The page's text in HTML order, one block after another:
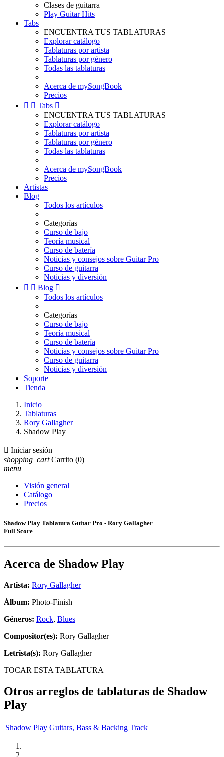
Clases de guitarra
Play Guitar Hits
Tabs
ENCUENTRA TUS TABLATURAS
Explorar catálogo
Tablaturas por artista
Tablaturas por género
Todas las tablaturas
Acerca de mySongBook
Precios
  Tabs 
ENCUENTRA TUS TABLATURAS
Explorar catálogo
Tablaturas por artista
Tablaturas por género
Todas las tablaturas
Acerca de mySongBook
Precios
Artistas
Blog
Todos los artículos
Categorías
Curso de bajo
Teoría musical
Curso de batería
Noticias y consejos sobre Guitar Pro
Curso de guitarra
Noticias y diversión
  Blog 
Todos los artículos
Categorías
Curso de bajo
Teoría musical
Curso de batería
Noticias y consejos sobre Guitar Pro
Curso de guitarra
Noticias y diversión
Soporte
Tienda
Inicio
Tablaturas
Rory Gallagher
Shadow Play
 Iniciar sesión
shopping_cart Carrito (0)
menu
Visión general
Catálogo
Precios
Shadow Play Tablatura Guitar Pro - Rory Gallagher
Full Score
Acerca de Shadow Play
Artista: Rory Gallagher
Álbum: Photo-Finish
Géneros: Rock, Blues
Compositor(es): Rory Gallagher
Letrista(s): Rory Gallagher
TOCAR ESTA TABLATURA
Otros arreglos de tablaturas de Shadow
Play
Shadow Play Guitars, Bass & Backing Track